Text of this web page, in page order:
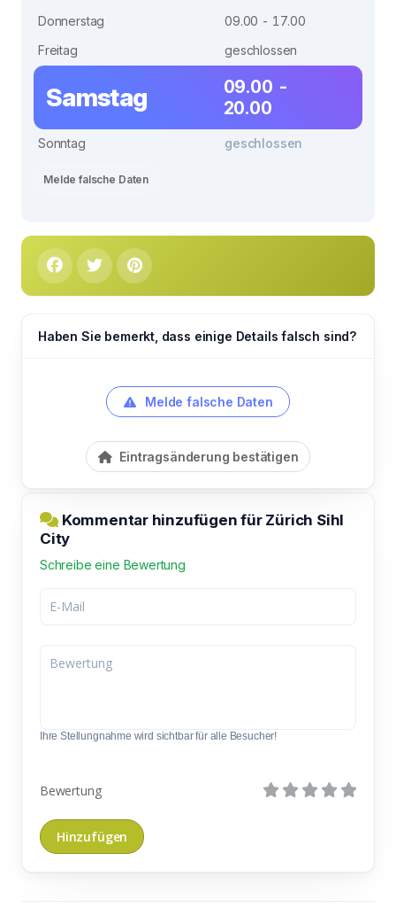
Donnerstag
09.00 - 17.00
Freitag
geschlossen
Samstag
09.00 -
20.00
Sonntag geschlossen
Melde falsche Daten
Haben Sie bemerkt, dass einige Details falsch sind?
Melde falsche Daten
Eintragsänderung bestätigen
Kommentar hinzufügen für Zürich Sihl
City
Schreibe eine Bewertung
Ihre Stellungnahme wird sichtbar für alle Besucher!
Bewertung